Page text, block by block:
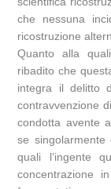
che nessuna
ricostruzione
Quanto alla
ribadito che
integra il delitto
contravvenzione
condotta avente
se singolarmente
quali l’ingente
concentrazione